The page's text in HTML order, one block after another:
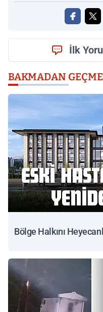
İlk
BAKMADAN GEÇME
Bölge Halkını